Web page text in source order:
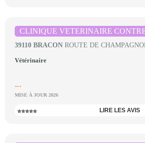
CLINIQUE VETERINAIRE
39110 BRACON ROUTE DE
Vétérinaire
...
MISE À JOUR 2026
⭐⭐⭐⭐⭐ LIRE LES AVIS